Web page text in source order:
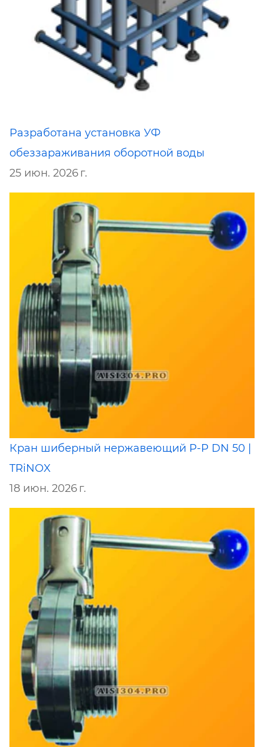
Разработана установка УФ
обеззараживания оборотной воды
25 июн. 2026 г.
Кран шиберный нержавеющий Р-Р DN 50 |
TRiNOX
18 июн. 2026 г.